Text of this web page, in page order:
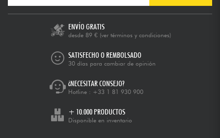
ENVÍO GRATIS
desde 89 € (ver términos y condiciones)
SATISFECHO O REMBOLSADO
30 días para cambiar de opinión
¿NECESITAR CONSEJO?
Hotline : +33 1 81 930 900
+ 10.000 PRODUCTOS
Disponible en inventario